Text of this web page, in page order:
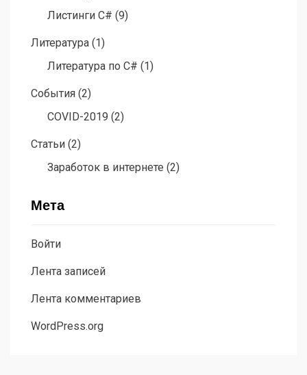
Листинги C# (9)
Литература (1)
Литература по C# (1)
События (2)
COVID-2019 (2)
Статьи (2)
Заработок в интернете (2)
Мета
Войти
Лента записей
Лента комментариев
WordPress.org